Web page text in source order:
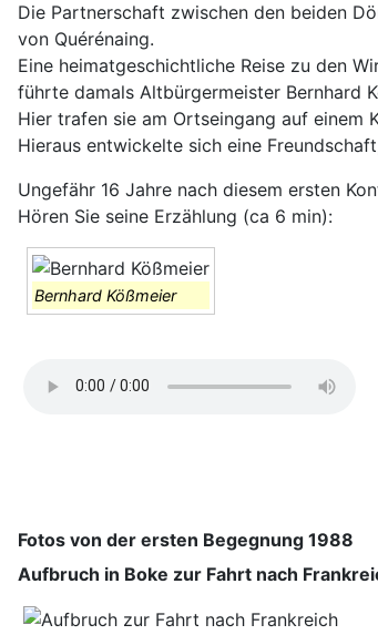
Die Partnerschaft zwischen den beiden
von Quérénaing.
Eine heimatgeschichtliche Reise zu den
führte damals Altbürgermeister Bernhard
Hier trafen sie am Ortseingang auf einem
Hieraus entwickelte sich eine
Ungefähr 16 Jahre nach diesem ersten
Hören Sie seine Erzählung (ca 6 min):
Bernhard Kößmeier
Fotos von der ersten Begegnung 1988
Aufbruch in Boke zur Fahrt nach